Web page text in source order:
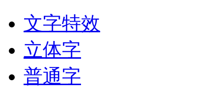
文字特效
立体字
普通字